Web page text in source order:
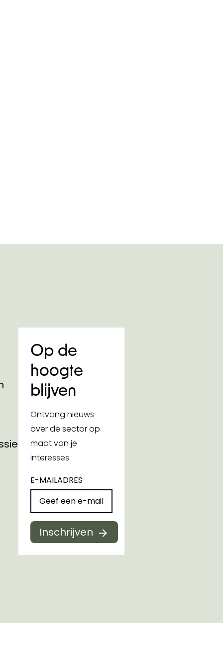
Op de
hoogte
blijven
Ontvang nieuws
over de sector op
maat van je
interesses
E-MAILADRES
Inschrijven